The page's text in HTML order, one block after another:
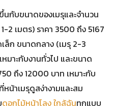
กับขนาดของเมรุและจำนวน
2 เมตร) ราคา 3500 ถึง 5167
ล็ก ขนาดกลาง (เมรุ 2-3
มาะกับงานทั่วไป และขนาด
ถึง 12000 บาท เหมาะกับ
น้าเมรุดูสง่างามและสม
ดอกไม้หน้าโลง ใกล้ฉันทุกแบบ